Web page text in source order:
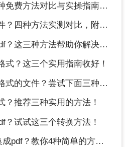
对比与实操指南（附详细表格）！
方法实测对比，附各场景最优选！
三种方法帮助你解决问题！
式？这三个实用指南收好！
文件？尝试下面三种方法！
？推荐三种实用的方法！
？试试这三个转换方法！
？教你4种简单的方法！